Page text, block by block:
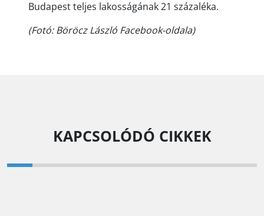
Budapest teljes lakosságának 21 százaléka.
(Fotó: Böröcz László Facebook-oldala)
KAPCSOLÓDÓ CIKKEK